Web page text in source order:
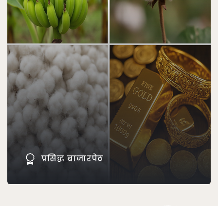
प्रसिद्ध बाजारपेठ